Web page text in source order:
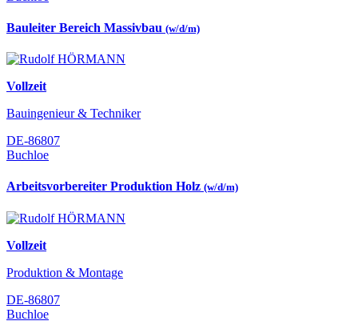
Bauleiter Bereich Massivbau (w/d/m)
Vollzeit
Bauingenieur & Techniker
DE-86807
Buchloe
Arbeitsvorbereiter Produktion Holz (w/d/m)
Vollzeit
Produktion & Montage
DE-86807
Buchloe